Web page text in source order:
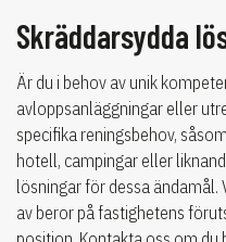
Skräddarsydda
Är du i behov av unik
avloppsanläggningar eller
specifika reningsbehov,
hotell, campingar eller
lösningar för dessa ändamål.
av beror på fastighetens